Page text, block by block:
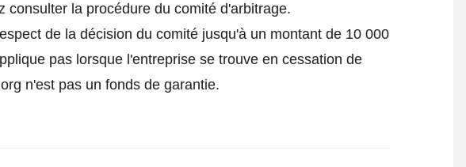
consulter la procédure du comité d'arbitrage.
de la décision du comité jusqu'à un montant de 10 000
pas lorsque l'entreprise se trouve en cessation de
n'est pas un fonds de garantie.